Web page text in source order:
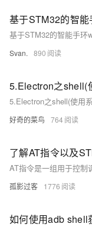
基于STM32的智能
基于STM32的智能手环
Svan. 890
5.Electron之shell(
5.Electron之shell(使用
好奇的菜鸟 764
孤影过客 1776
如何使用adb shell